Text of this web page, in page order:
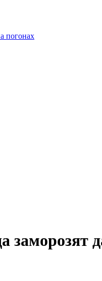
погонах